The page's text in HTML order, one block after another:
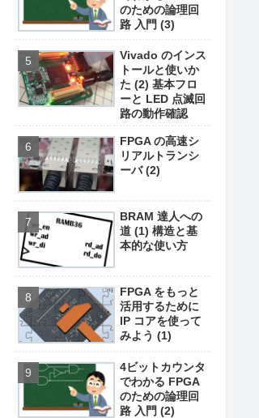
のための論理回
路 入門 (3)
Vivado のインス
トールと使いか
た (2) 基本フロ
ーと LED 点滅回
路の動作確認
FPGA の高速シ
リアルトランシ
ーバ (2)
BRAM 達人への
道 (1) 構造と基
本的な使い方
FPGA をもっと
活用するために
IP コアを使って
みよう (1)
4ビットカウンタ
でわかる FPGA
のための論理回
路 入門 (2)